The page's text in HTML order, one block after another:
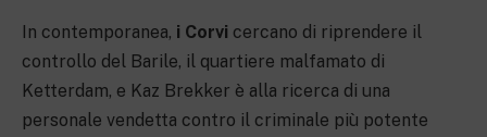
In contemporanea, i Corvi cercano di riprendere il
controllo del Barile, il quartiere malfamato di
Ketterdam, e Kaz Brekker è alla ricerca di una
personale vendetta contro il criminale più potente